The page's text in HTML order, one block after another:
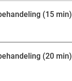
(15 min)
(20 min)